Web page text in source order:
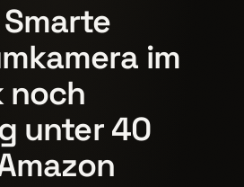
im
noch
unter 40